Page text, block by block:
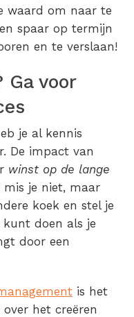
waard om naar te
spaar op termijn
en te verslaan!
Ga voor
je al kennis
De impact van
winst op de lange
je niet, maar
koek en stel je
kunt doen als je
door een
is het
het creëren